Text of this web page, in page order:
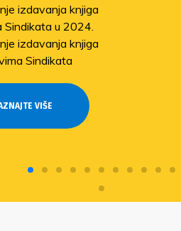
izdavanja knjiga
Sindikata u 2024.
izdavanja knjiga
Sindikata
VIŠE